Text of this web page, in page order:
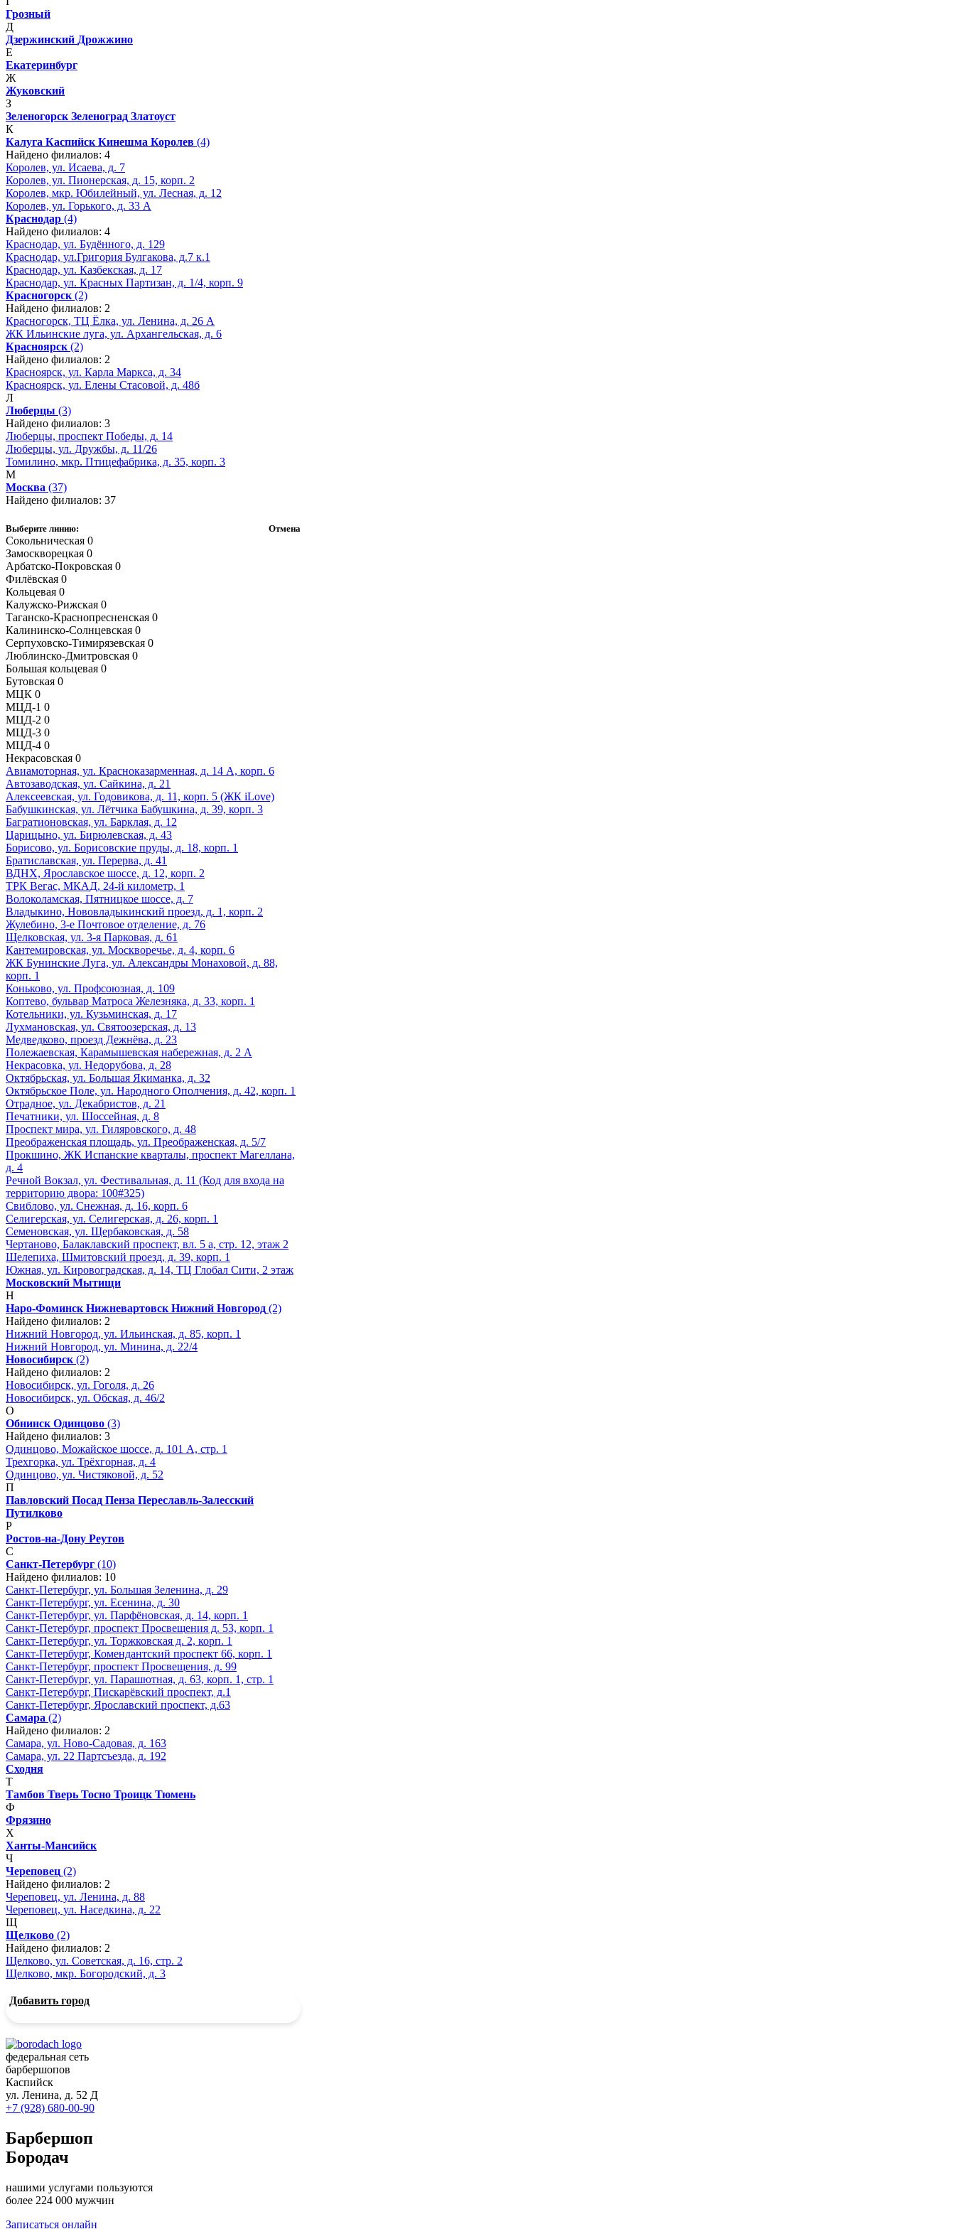
Грозный
Д
Дзержинский Дрожжино
Е
Екатеринбург
Ж
Жуковский
З
Зеленогорск Зеленоград Златоуст
К
Калуга Каспийск Кинешма Королев (4)
Найдено филиалов: 4
Королев, ул. Исаева, д. 7
Королев, ул. Пионерская, д. 15, корп. 2
Королев, мкр. Юбилейный, ул. Лесная, д. 12
Королев, ул. Горького, д. 33 А
Краснодар (4)
Найдено филиалов: 4
Краснодар, ул. Будённого, д. 129
Краснодар, ул.Григория Булгакова, д.7 к.1
Краснодар, ул. Казбекская, д. 17
Краснодар, ул. Красных Партизан, д. 1/4, корп. 9
Красногорск (2)
Найдено филиалов: 2
Красногорск, ТЦ Ёлка, ул. Ленина, д. 26 А
ЖК Ильинские луга, ул. Архангельская, д. 6
Красноярск (2)
Найдено филиалов: 2
Красноярск, ул. Карла Маркса, д. 34
Красноярск, ул. Елены Стасовой, д. 48б
Л
Люберцы (3)
Найдено филиалов: 3
Люберцы, проспект Победы, д. 14
Люберцы, ул. Дружбы, д. 11/26
Томилино, мкр. Птицефабрика, д. 35, корп. 3
М
Москва (37)
Найдено филиалов: 37
Выберите линию: Отмена
Сокольническая 0
Замоскворецкая 0
Арбатско-Покровская 0
Филёвская 0
Кольцевая 0
Калужско-Рижская 0
Таганско-Краснопресненская 0
Калининско-Солнцевская 0
Серпуховско-Тимирязевская 0
Люблинско-Дмитровская 0
Большая кольцевая 0
Бутовская 0
МЦК 0
МЦД-1 0
МЦД-2 0
МЦД-3 0
МЦД-4 0
Некрасовская 0
Авиамоторная, ул. Красноказарменная, д. 14 А, корп. 6
Автозаводская, ул. Сайкина, д. 21
Алексеевская, ул. Годовикова, д. 11, корп. 5 (ЖК iLove)
Бабушкинская, ул. Лётчика Бабушкина, д. 39, корп. 3
Багратионовская, ул. Барклая, д. 12
Царицыно, ул. Бирюлевская, д. 43
Борисово, ул. Борисовские пруды, д. 18, корп. 1
Братиславская, ул. Перерва, д. 41
ВДНХ, Ярославское шоссе, д. 12, корп. 2
ТРК Вегас, МКАД, 24-й километр, 1
Волоколамская, Пятницкое шоссе, д. 7
Владыкино, Нововладыкинский проезд, д. 1, корп. 2
Жулебино, 3-е Почтовое отделение, д. 76
Щелковская, ул. 3-я Парковая, д. 61
Кантемировская, ул. Москворечье, д. 4, корп. 6
ЖК Бунинские Луга, ул. Александры Монаховой, д. 88,
корп. 1
Коньково, ул. Профсоюзная, д. 109
Коптево, бульвар Матроса Железняка, д. 33, корп. 1
Котельники, ул. Кузьминская, д. 17
Лухмановская, ул. Святоозерская, д. 13
Медведково, проезд Дежнёва, д. 23
Полежаевская, Карамышевская набережная, д. 2 А
Некрасовка, ул. Недорубова, д. 28
Октябрьская, ул. Большая Якиманка, д. 32
Октябрьское Поле, ул. Народного Ополчения, д. 42, корп. 1
Отрадное, ул. Декабристов, д. 21
Печатники, ул. Шоссейная, д. 8
Проспект мира, ул. Гиляровского, д. 48
Преображенская площадь, ул. Преображенская, д. 5/7
Прокшино, ЖК Испанские кварталы, проспект Магеллана,
д. 4
Речной Вокзал, ул. Фестивальная, д. 11 (Код для входа на
территорию двора: 100#325)
Свиблово, ул. Снежная, д. 16, корп. 6
Селигерская, ул. Селигерская, д. 26, корп. 1
Семеновская, ул. Щербаковская, д. 58
Чертаново, Балаклавский проспект, вл. 5 а, стр. 12, этаж 2
Шелепиха, Шмитовский проезд, д. 39, корп. 1
Южная, ул. Кировоградская, д. 14, ТЦ Глобал Сити, 2 этаж
Московский Мытищи
Н
Наро-Фоминск Нижневартовск Нижний Новгород (2)
Найдено филиалов: 2
Нижний Новгород, ул. Ильинская, д. 85, корп. 1
Нижний Новгород, ул. Минина, д. 22/4
Новосибирск (2)
Найдено филиалов: 2
Новосибирск, ул. Гоголя, д. 26
Новосибирск, ул. Обская, д. 46/2
О
Обнинск Одинцово (3)
Найдено филиалов: 3
Одинцово, Можайское шоссе, д. 101 А, стр. 1
Трехгорка, ул. Трёхгорная, д. 4
Одинцово, ул. Чистяковой, д. 52
П
Павловский Посад Пенза Переславль-Залесский
Путилково
Р
Ростов-на-Дону Реутов
С
Санкт-Петербург (10)
Найдено филиалов: 10
Санкт-Петербург, ул. Большая Зеленина, д. 29
Санкт-Петербург, ул. Есенина, д. 30
Санкт-Петербург, ул. Парфёновская, д. 14, корп. 1
Санкт-Петербург, проспект Просвещения д. 53, корп. 1
Санкт-Петербург, ул. Торжковская д. 2, корп. 1
Санкт-Петербург, Комендантский проспект 66, корп. 1
Санкт-Петербург, проспект Просвещения, д. 99
Санкт-Петербург, ул. Парашютная, д. 63, корп. 1, стр. 1
Санкт-Петербург, Пискарёвский проспект, д.1
Санкт-Петербург, Ярославский проспект, д.63
Самара (2)
Найдено филиалов: 2
Самара, ул. Ново-Садовая, д. 163
Самара, ул. 22 Партсъезда, д. 192
Сходня
Т
Тамбов Тверь Тосно Троицк Тюмень
Ф
Фрязино
Х
Ханты-Мансийск
Ч
Череповец (2)
Найдено филиалов: 2
Череповец, ул. Ленина, д. 88
Череповец, ул. Наседкина, д. 22
Щ
Щелково (2)
Найдено филиалов: 2
Щелково, ул. Советская, д. 16, стр. 2
Щелково, мкр. Богородский, д. 3
Добавить город
федеральная сеть
барбершопов
Каспийск
ул. Ленина, д. 52 Д
+7 (928) 680-00-90
Барбершоп
Бородач
нашими услугами пользуются
более 224 000 мужчин
Записаться онлайн